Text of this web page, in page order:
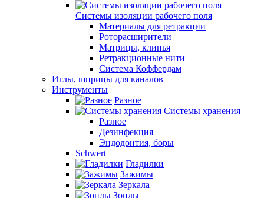
Системы изоляции рабочего поля
Материалы для ретракции
Роторасширители
Матрицы, клинья
Ретракционные нити
Система Коффердам
Иглы, шприцы для каналов
Инструменты
Разное
Системы хранения
Разное
Дезинфекция
Эндодонтия, боры
Schwert
Гладилки
Зажимы
Зеркала
Зонды